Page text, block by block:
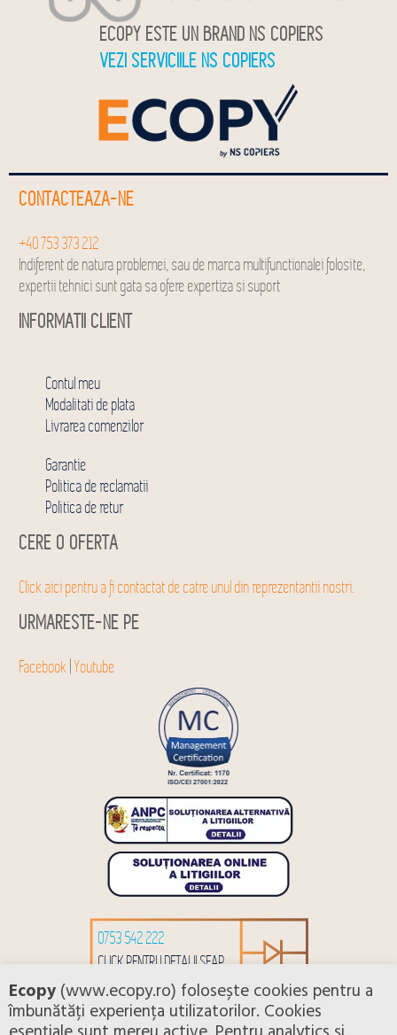
ECOPY ESTE UN BRAND NS COPIERS
VEZI SERVICIILE NS COPIERS
CONTACTEAZA-NE
+40 753 373 212
Indiferent de natura problemei, sau de marca multifunctionalei folosite,
expertii tehnici sunt gata sa ofere expertiza si suport
INFORMATII CLIENT
Contul meu
Modalitati de plata
Livrarea comenzilor
Garantie
Politica de reclamatii
Politica de retur
CERE O OFERTA
Click aici pentru a fi contactat de catre unul din reprezentantii nostri.
URMARESTE-NE PE
Facebook |Youtube
0753 542 222
CLICK PENTRU DETALII SEAP
Ecopy (www.ecopy.ro) folosește cookies pentru a
îmbunătăți experiența utilizatorilor. Cookies